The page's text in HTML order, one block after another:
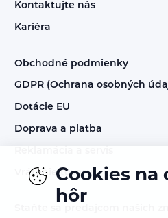
Kontaktujte nás
Kariéra
Obchodné podmienky
GDPR (Ochrana osobných
Dotácie EU
Doprava a platba
Vrátenie tovaruCookies na
hôr